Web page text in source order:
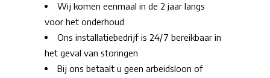
Wij komen eenmaal in de 2 jaar langs
voor het onderhoud
Ons installatiebedrijf is 24/7 bereikbaar in
het geval van storingen
Bij ons betaalt u geen arbeidsloon of